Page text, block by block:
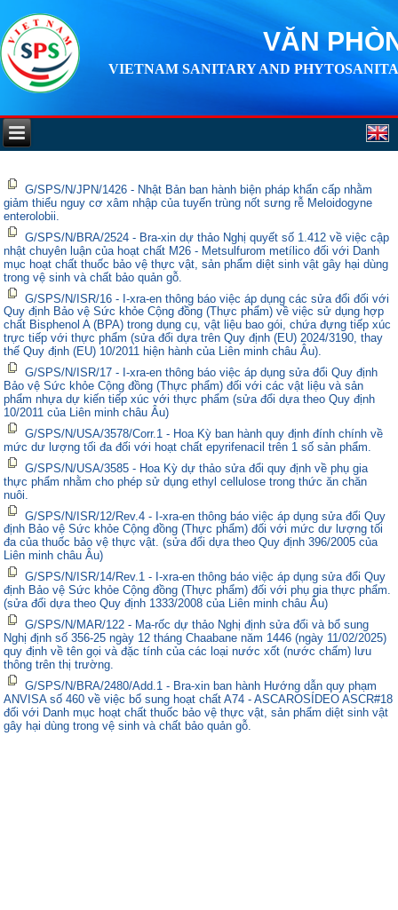
VĂN
VIETNAM SANITARY AND
G/SPS/N/JPN/1426 - Nhật Bản ban hành biện pháp khẩn cấp nhằm
giảm thiểu nguy cơ xâm nhập của tuyến trùng nốt sưng rễ Meloidogyne
enterolobii.
G/SPS/N/BRA/2524 - Bra-xin dự thảo Nghị quyết số 1.412 về việc cập
nhật chuyên luận của hoạt chất M26 - Metsulfurom metílico đối với Danh
mục hoạt chất thuốc bảo vệ thực vật, sản phẩm diệt sinh vật gây hại dùng
trong vệ sinh và chất bảo quản gỗ.
G/SPS/N/ISR/16 - I-xra-en thông báo việc áp dụng các sửa đổi đối với
Quy định Bảo vệ Sức khỏe Cộng đồng (Thực phẩm) về việc sử dụng hợp
chất Bisphenol A (BPA) trong dụng cụ, vật liệu bao gói, chứa đựng tiếp xúc
trực tiếp với thực phẩm (sửa đổi dựa trên Quy định (EU) 2024/3190, thay
thế Quy định (EU) 10/2011 hiện hành của Liên minh châu Âu).
G/SPS/N/ISR/17 - I-xra-en thông báo việc áp dụng sửa đổi Quy định
Bảo vệ Sức khỏe Cộng đồng (Thực phẩm) đối với các vật liệu và sản
phẩm nhựa dự kiến tiếp xúc với thực phẩm (sửa đổi dựa theo Quy định
10/2011 của Liên minh châu Âu)
G/SPS/N/USA/3578/Corr.1 - Hoa Kỳ ban hành quy định đính chính về
mức dư lượng tối đa đối với hoạt chất epyrifenacil trên 1 số sản phẩm.
G/SPS/N/USA/3585 - Hoa Kỳ dự thảo sửa đổi quy định về phụ gia
thực phẩm nhằm cho phép sử dụng ethyl cellulose trong thức ăn chăn
nuôi.
G/SPS/N/ISR/12/Rev.4 - I-xra-en thông báo việc áp dụng sửa đổi Quy
định Bảo vệ Sức khỏe Cộng đồng (Thực phẩm) đối với mức dư lượng tối
đa của thuốc bảo vệ thực vật. (sửa đổi dựa theo Quy định 396/2005 của
Liên minh châu Âu)
G/SPS/N/ISR/14/Rev.1 - I-xra-en thông báo việc áp dụng sửa đổi Quy
định Bảo vệ Sức khỏe Cộng đồng (Thực phẩm) đối với phụ gia thực phẩm.
(sửa đổi dựa theo Quy định 1333/2008 của Liên minh châu Âu)
G/SPS/N/MAR/122 - Ma-rốc dự thảo Nghị định sửa đổi và bổ sung
Nghị định số 356-25 ngày 12 tháng Chaabane năm 1446 (ngày 11/02/2025)
quy định về tên gọi và đặc tính của các loại nước xốt (nước chấm) lưu
thông trên thị trường.
G/SPS/N/BRA/2480/Add.1 - Bra-xin ban hành Hướng dẫn quy phạm
ANVISA số 460 về việc bổ sung hoạt chất A74 - ASCAROSÍDEO ASCR#18
đối với Danh mục hoạt chất thuốc bảo vệ thực vật, sản phẩm diệt sinh vật
gây hại dùng trong vệ sinh và chất bảo quản gỗ.